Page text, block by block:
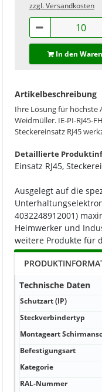
zzgl. Versandkosten
In den
Artikelbeschreibung
Ihre Lösung für höchste
Weidmüller. IE-PI-RJ45-
Steckereinsatz RJ45
Detaillierte
Einsatz RJ45,
Ausgelegt auf die
4032248912001)
Heimwerker und
weitere Produkte für
Technische Daten
Schutzart (IP)
Steckverbindertyp
Montageart
Befestigungsart
Kategorie
RAL-Nummer